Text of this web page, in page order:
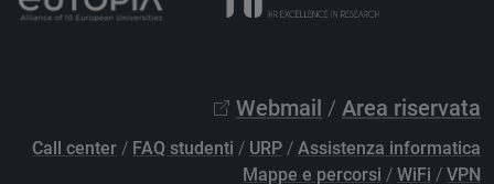
Webmail / Area riservata
Call center / FAQ studenti / URP / Assistenza informatica
Mappe e percorsi / WiFi / VPN